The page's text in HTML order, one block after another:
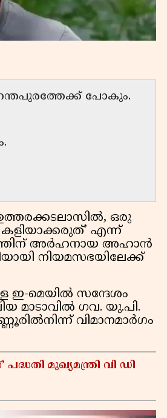
പോകും.
ഉത്തരക്കടലാസിൽ, ഒരു
കളിയാക്കരുത്’ എന്ന്
അർഹനായ അഹാൻ
നിയമസഭയിലേക്ക്
മെയിൽ സന്ദേശം
മാടാവിൽ ഗവ. യു.പി.
വിമാനമാർഗം
മുഖ്യമന്ത്രി വി ഡി